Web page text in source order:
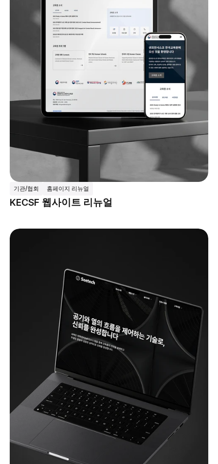
기관/협회 홈페이지 리뉴얼
KECSF 웹사이트 리뉴얼